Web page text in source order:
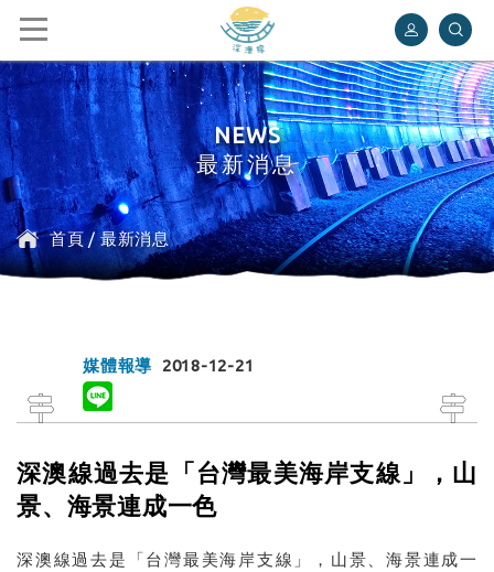
深澳鐵道自行車
NEWS
最新消息
首頁/最新消息
媒體報導 2018-12-21
深澳線過去是「台灣最美海岸支線」，山
景、海景連成一色
深澳線過去是「台灣最美海岸支線」，山景、海景連成一